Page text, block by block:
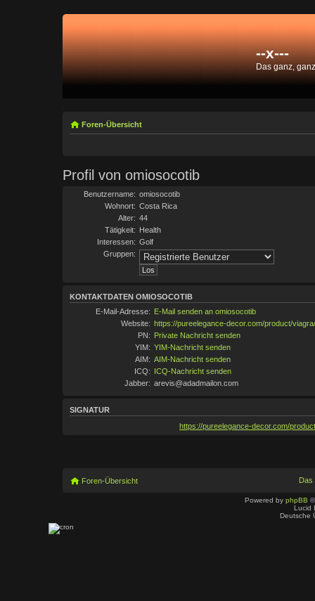
--x---
Das ganz,
Foren-Übersicht
Profil von omiosocotib
Benutzername: omiosocotib
Wohnort: Costa Rica
Alter: 44
Tätigkeit: Health
Interessen: Golf
Gruppen:
KONTAKTDATEN OMIOSOCOTIB
E-Mail-Adresse: E-Mail senden an omiosocotib
Website: https://pureelegance-decor.com/product/viagra/
PN: Private Nachricht senden
YIM: YIM-Nachricht senden
AIM: AIM-Nachricht senden
ICQ: ICQ-Nachricht senden
Jabber: arevis@adadmailon.com
SIGNATUR
https://pureelegance-decor.com/
Foren-Übersicht Das
Powered by phpBB
Lucid
Deutsche